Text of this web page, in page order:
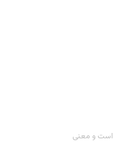
است و معنی